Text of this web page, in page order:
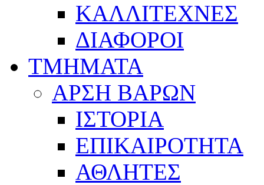
ΚΑΛΛΙΤΕΧΝΕΣ
ΔΙΑΦΟΡΟΙ
ΤΜΗΜΑΤΑ
ΑΡΣΗ ΒΑΡΩΝ
ΙΣΤΟΡΙΑ
ΕΠΙΚΑΙΡΟΤΗΤΑ
ΑΘΛΗΤΕΣ